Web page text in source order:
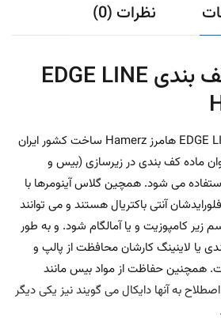
نظرات (0)
گلاس آینومر کف بندی EDGE LINE
گلاس آینومر کف بندی EDGE LINE هامرز Hamerz ساخت کشور ایران
ماده کف بندی در زیرسازی (بیس و
استفاده می شود. همچین گلاس آینومرها با
آنتی باکتریال هستند و می توانند
زیر کامپوزیت و یا آمالگام شود. و به طور
یا لاینینگ کارشان محافظت از پالپ و
حفاظت از مواد بیس مانند
به آنها دایکال می گویند نیز یکی دیگر